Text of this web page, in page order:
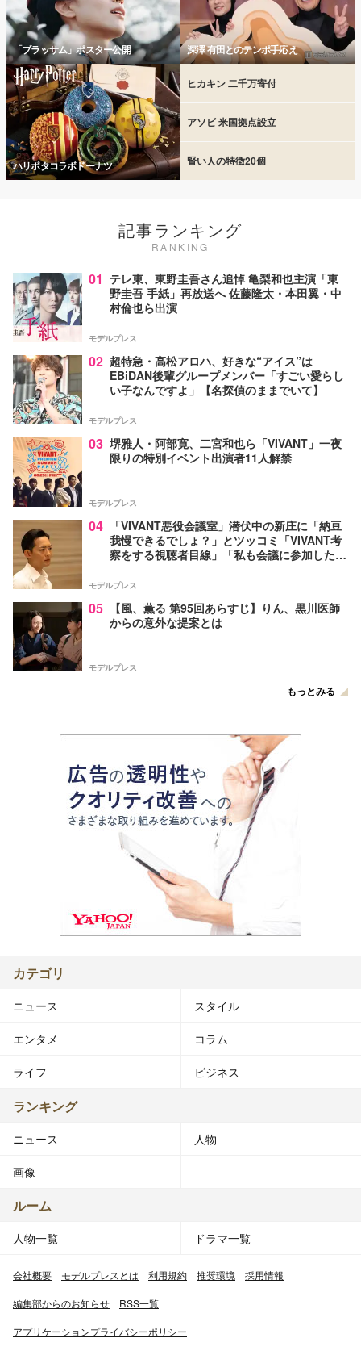
「ブラッサム」ポスター公開 深澤 有田とのテンポ手応え
ハリポタコラボドーナツ
ヒカキン 二千万寄付
アソビ 米国拠点設立
賢い人の特徴20個
記事ランキング
RANKING
01 テレ東、東野圭吾さん追悼 亀梨和也主演「東
野圭吾 手紙」再放送へ 佐藤隆太・本田翼・中
村倫也ら出演
モデルプレス
02 超特急・高松アロハ、好きな“アイス”は
EBiDAN後輩グループメンバー「すごい愛らし
い子なんですよ」【名探偵のままでいて】
モデルプレス
03 堺雅人・阿部寛、二宮和也ら「VIVANT」一夜
限りの特別イベント出演者11人解禁
モデルプレス
04
「VIVANT悪役会議室」潜伏中の新庄に「納豆
我慢できるでしょ？」とツッコミ「VIVANT考
察をする視聴者目線」「私も会議に参加した
モデルプレス
05
【風、薫る 第95回あらすじ】りん、黒川医師
からの意外な提案とは
モデルプレス
もっとみる
カテゴリ
ニュース スタイル
エンタメ コラム
ライフ ビジネス
ランキング
ニュース 人物
画像
ルーム
人物一覧 ドラマ一覧
会社概要 モデルプレスとは 利用規約 推奨環境 採用情報
編集部からのお知らせ RSS一覧
アプリケーションプライバシーポリシー